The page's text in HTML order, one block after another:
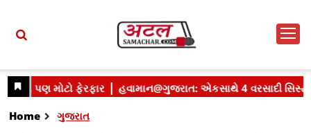
Home ગુજરાત